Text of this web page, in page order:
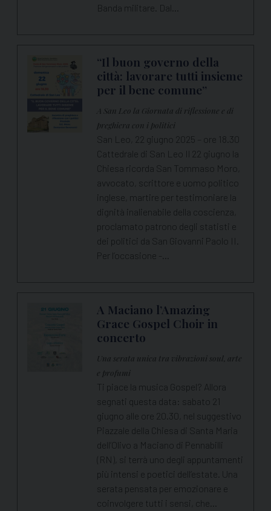
Banda militare. Dal…
“Il buon governo della
città: lavorare tutti insieme
per il bene comune”
A San Leo la Giornata di riflessione e di
preghiera con i politici
San Leo, 22 giugno 2025 – ore 18.30
Cattedrale di San Leo Il 22 giugno la
Chiesa ricorda San Tommaso Moro,
avvocato, scrittore e uomo politico
inglese, martire per testimoniare la
dignità inalienabile della coscienza,
proclamato patrono degli statisti e
dei politici da San Giovanni Paolo II.
Per l’occasione -…
A Maciano l’Amazing
Grace Gospel Choir in
concerto
Una serata unica tra vibrazioni soul, arte
e profumi
Ti piace la musica Gospel? Allora
segnati questa data: sabato 21
giugno alle ore 20.30, nel suggestivo
Piazzale della Chiesa di Santa Maria
dell’Olivo a Maciano di Pennabilli
(RN), si terrà uno degli appuntamenti
più intensi e poetici dell’estate. Una
serata pensata per emozionare e
coinvolgere tutti i sensi, che…